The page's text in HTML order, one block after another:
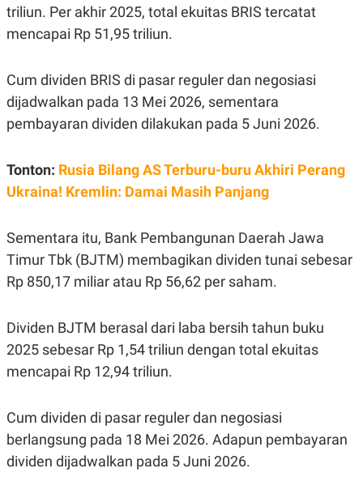
E
P
A
A
D
V
I
S
I
N
G
M
E
A
I
SITEMAPPROFILETERM
OF
USE
PEDOMAN
PRIVACY
POLICY
triliun. Per akhir 2025, total ekuitas BRIS tercatat
mencapai Rp 51,95 triliun.
Cum dividen BRIS di pasar reguler dan negosiasi
dijadwalkan pada 13 Mei 2026, sementara
pembayaran dividen dilakukan pada 5 Juni 2026.
Tonton: Rusia Bilang AS Terburu-buru Akhiri Perang
Ukraina! Kremlin: Damai Masih Panjang
Sementara itu, Bank Pembangunan Daerah Jawa
Timur Tbk (BJTM) membagikan dividen tunai sebesar
Rp 850,17 miliar atau Rp 56,62 per saham.
Dividen BJTM berasal dari laba bersih tahun buku
2025 sebesar Rp 1,54 triliun dengan total ekuitas
mencapai Rp 12,94 triliun.
Cum dividen di pasar reguler dan negosiasi
berlangsung pada 18 Mei 2026. Adapun pembayaran
dividen dijadwalkan pada 5 Juni 2026.